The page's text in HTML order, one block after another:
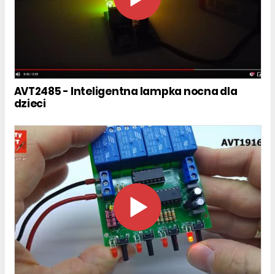
AVT2485 - Inteligentna lampka nocna dla
dzieci